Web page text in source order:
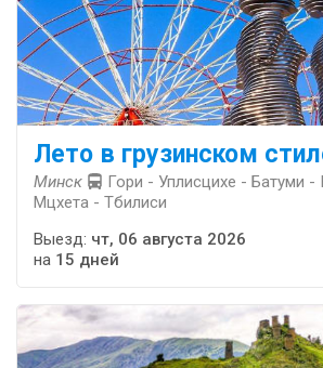
Лето в грузинском
Минск
Гори - Уплисцихе - Батуми -
Мцхета - Тбилиси
Выезд: чт, 06 августа 2026
на 15 дней